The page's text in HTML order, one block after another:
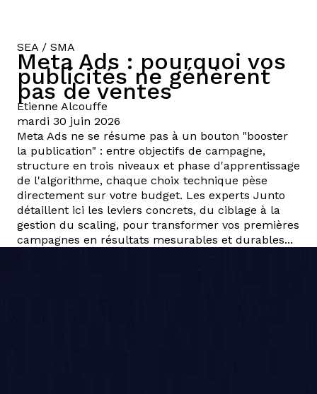
SEA / SMA
Meta Ads : pourquoi vos
publicités ne génèrent
pas de ventes
Etienne Alcouffe
mardi 30 juin 2026
Meta Ads ne se résume pas à un bouton "booster
la publication" : entre objectifs de campagne,
structure en trois niveaux et phase d'apprentissage
de l'algorithme, chaque choix technique pèse
directement sur votre budget. Les experts Junto
détaillent ici les leviers concrets, du ciblage à la
gestion du scaling, pour transformer vos premières
campagnes en résultats mesurables et durables...